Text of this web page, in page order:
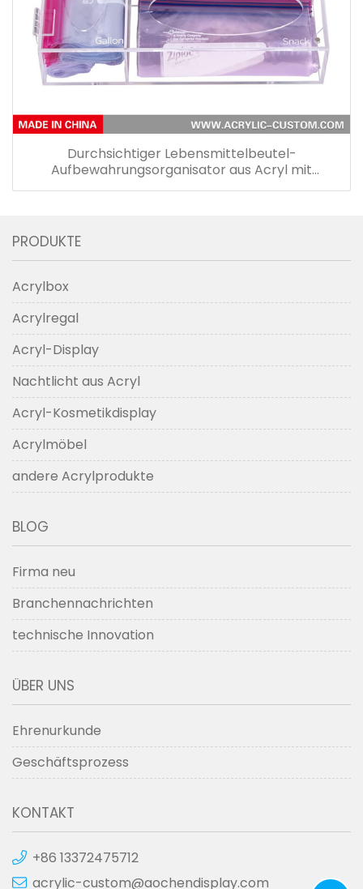
Durchsichtiger Lebensmittelbeutel-
Aufbewahrungsorganisator aus Acryl mit
Reißverschluss für die Schubladen-Beutelbox
PRODUKTE
Acrylbox
Acrylregal
Acryl-Display
Nachtlicht aus Acryl
Acryl-Kosmetikdisplay
Acrylmöbel
andere Acrylprodukte
BLOG
Firma neu
Branchennachrichten
technische Innovation
ÜBER UNS
Ehrenurkunde
Geschäftsprozess
KONTAKT
+86 13372475712
acrylic-custom@aochendisplay.com